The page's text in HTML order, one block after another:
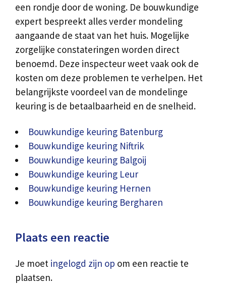
een rondje door de woning. De bouwkundige
expert bespreekt alles verder mondeling
aangaande de staat van het huis. Mogelijke
zorgelijke constateringen worden direct
benoemd. Deze inspecteur weet vaak ook de
kosten om deze problemen te verhelpen. Het
belangrijkste voordeel van de mondelinge
keuring is de betaalbaarheid en de snelheid.
Bouwkundige keuring Batenburg
Bouwkundige keuring Niftrik
Bouwkundige keuring Balgoij
Bouwkundige keuring Leur
Bouwkundige keuring Hernen
Bouwkundige keuring Bergharen
Plaats een reactie
Je moet ingelogd zijn op om een reactie te
plaatsen.